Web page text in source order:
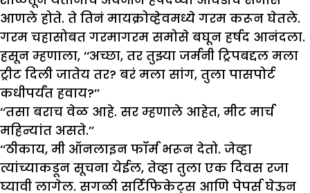
आणले होते. ते तिनं मायक्रोव्हेवमध्ये गरम करून घेतले.
गरम चहासोबत गरमागरम समोसे बघून हर्षद आनंदला.
हसून म्हणाला, ‘‘अच्छा, तर तुझ्या जर्मनी ट्रिपबद्दल मला
ट्रीट दिली जातेय तर? बरं मला सांग, तुला पासपोर्ट
कधीपर्यंत हवाय?’’
‘‘तसा बराच वेळ आहे. सर म्हणाले आहेत, मीट मार्च
महिन्यांत असते.’’
‘‘ठीकाय, मी ऑनलाइन फॉर्म भरून देतो. जेव्हा
त्यांच्याकडून सूचना येईल, तेव्हा तुला एक दिवस रजा
घ्यावी लागेल. सगळी सर्टिफिकेट्स आणि पेपर्स घेऊन